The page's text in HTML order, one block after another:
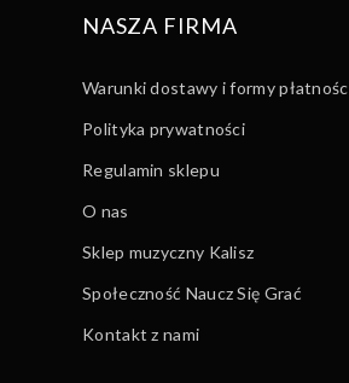
NASZA FIRMA
Warunki dostawy i formy
Polityka prywatności
Regulamin sklepu
O nas
Sklep muzyczny Kalisz
Społeczność Naucz Się Grać
Kontakt z nami